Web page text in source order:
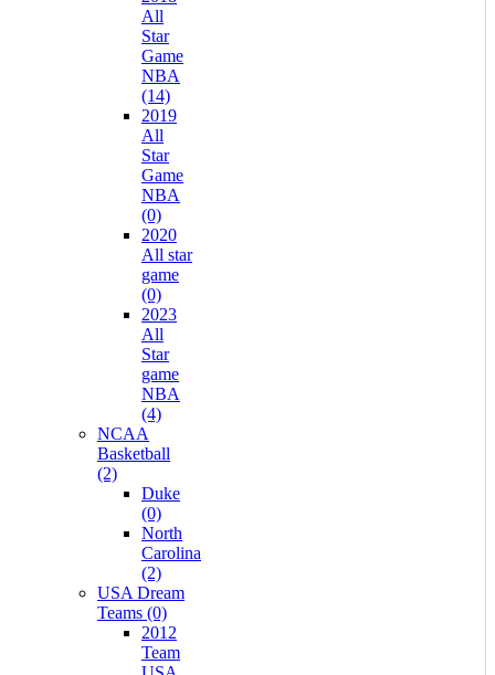
All
Star
Game
NBA
(14)
2019
All
Star
Game
NBA
(0)
2020
All star
game
(0)
2023
All
Star
game
NBA
(4)
NCAA
Basketball
(2)
Duke
(0)
North
Carolina
(2)
USA Dream
Teams (0)
2012
Team